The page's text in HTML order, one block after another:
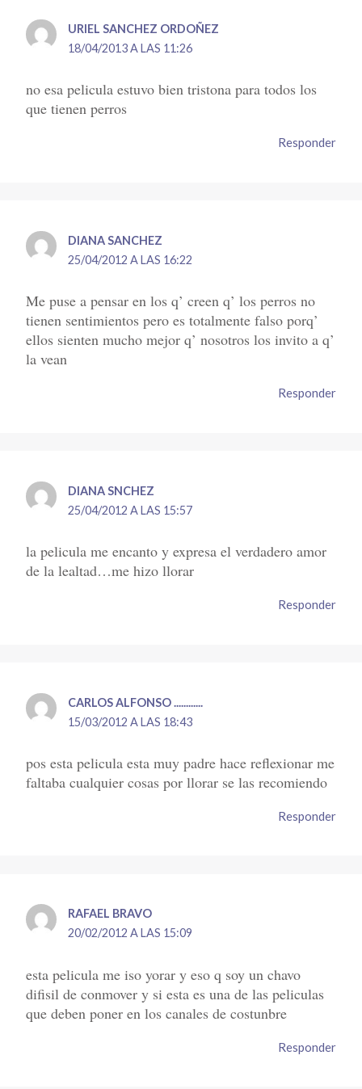
URIEL SANCHEZ ORDOÑEZ
18/04/2013 A LAS 11:26
no esa pelicula estuvo bien tristona para todos los
que tienen perros
Responder
DIANA SANCHEZ
25/04/2012 A LAS 16:22
Me puse a pensar en los q’ creen q’ los perros no
tienen sentimientos pero es totalmente falso porq’
ellos sienten mucho mejor q’ nosotros los invito a q’
la vean
Responder
DIANA SNCHEZ
25/04/2012 A LAS 15:57
la pelicula me encanto y expresa el verdadero amor
de la lealtad…me hizo llorar
Responder
CARLOS ALFONSO ............
15/03/2012 A LAS 18:43
pos esta pelicula esta muy padre hace reflexionar me
faltaba cualquier cosas por llorar se las recomiendo
Responder
RAFAEL BRAVO
20/02/2012 A LAS 15:09
esta pelicula me iso yorar y eso q soy un chavo
difisil de conmover y si esta es una de las peliculas
que deben poner en los canales de costunbre
Responder